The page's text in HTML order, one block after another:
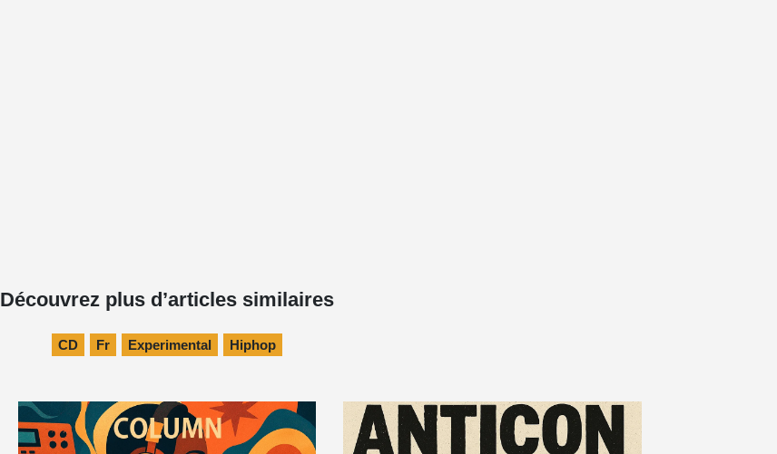
Découvrez plus d’articles similaires
CD Fr Experimental Hiphop